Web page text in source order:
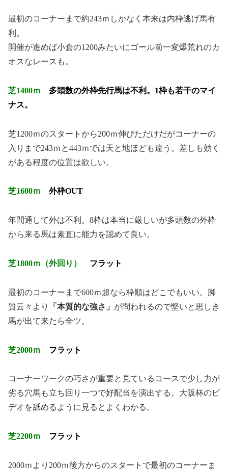
最初のコーナーまで約243ｍしかなく本来は内枠逃げ馬有
利。
開催が進めば小倉の1200みたいにゴール前一変爆荒れのカ
オスなレースも。
芝1400ｍ 多頭数の外枠先行馬は不利。1枠も若干のマイ
ナス。
芝1200ｍのスタートから200ｍ伸びただけだがコーナーの
入りまで243ｍと443ｍでは天と地ほども違う。差しも効く
がある程度の位置は欲しい。
芝1600ｍ 外枠OUT
年間通して外は不利。8枠は本当に厳しいが多頭数の外枠
から来る馬は素直に能力を認めて良い。
芝1800ｍ（外回り） フラット
最初のコーナーまで600ｍ超なら枠順はどこでもいい。脚
質云々より
「本質的な強さ」 が問われるので堅いと思しき
馬が出て来たら全ツ。
芝2000ｍ フラット
コーナーワークの巧さが重要と見ているコースで少し力が
劣る穴馬も立ち回り一つで好配当を演出する。大阪杯のビ
デオを舐めるように見るとよくわかる。
芝2200ｍ フラット
2000ｍより200ｍ後方からのスタートで最初のコーナーま